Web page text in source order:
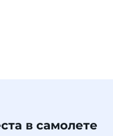
в самолете